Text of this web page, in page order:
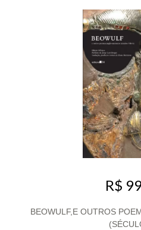
R$
BEOWULF,E OUTROS